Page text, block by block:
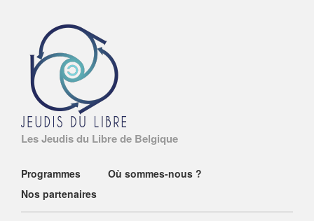
Les Jeudis du Libre de Belgique
Main menu
Skip
to
content
Programmes
Où sommes-nous ?
Nos partenaires